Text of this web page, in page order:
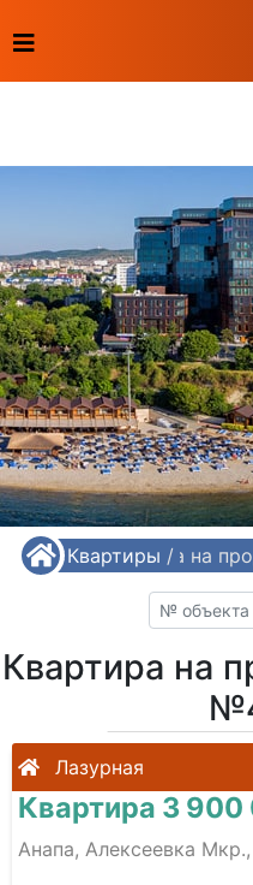
/ Квартиры /
Квартира на
Квартира на
Лазурная
Квартира 3
Анапа, Алексеевка